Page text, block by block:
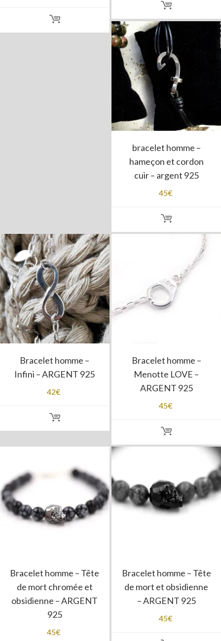
bracelet homme –
hameçon et cordon
cuir – argent 925
45€
Bracelet homme –
Infini – ARGENT 925
42€
Bracelet homme –
Menotte LOVE –
ARGENT 925
45€
Bracelet homme – Tête
de mort chromée et
obsidienne – ARGENT
925
45€
Bracelet homme – Tête
de mort et obsidienne
– ARGENT 925
45€